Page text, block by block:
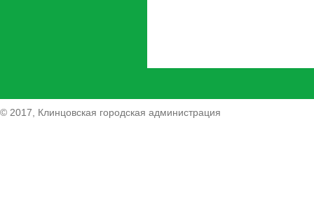
© 2017, Клинцовская городская администрация